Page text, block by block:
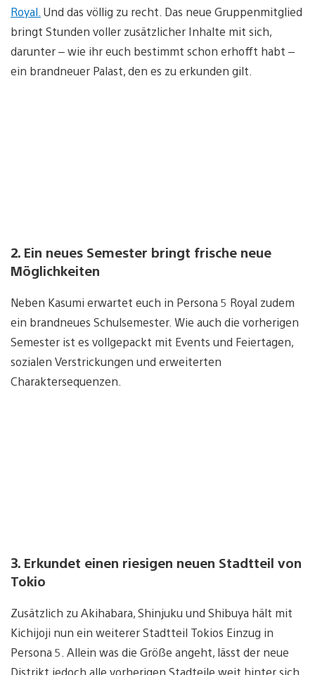
Royal.Und das völlig zu recht. Das neue Gruppenmitglied
bringt Stunden voller zusätzlicher Inhalte mit sich,
darunter – wie ihr euch bestimmt schon erhofft habt –
ein brandneuer Palast, den es zu erkunden gilt.
2. Ein neues Semester bringt frische neue
Möglichkeiten
Neben Kasumi erwartet euch in Persona 5 Royal zudem
ein brandneues Schulsemester. Wie auch die vorherigen
Semester ist es vollgepackt mit Events und Feiertagen,
sozialen Verstrickungen und erweiterten
Charaktersequenzen.
3. Erkundet einen riesigen neuen Stadtteil von
Tokio
Zusätzlich zu Akihabara, Shinjuku und Shibuya hält mit
Kichijoji nun ein weiterer Stadtteil Tokios Einzug in
Persona 5. Allein was die Größe angeht, lässt der neue
Distrikt jedoch alle vorherigen Stadteile weit hinter sich.